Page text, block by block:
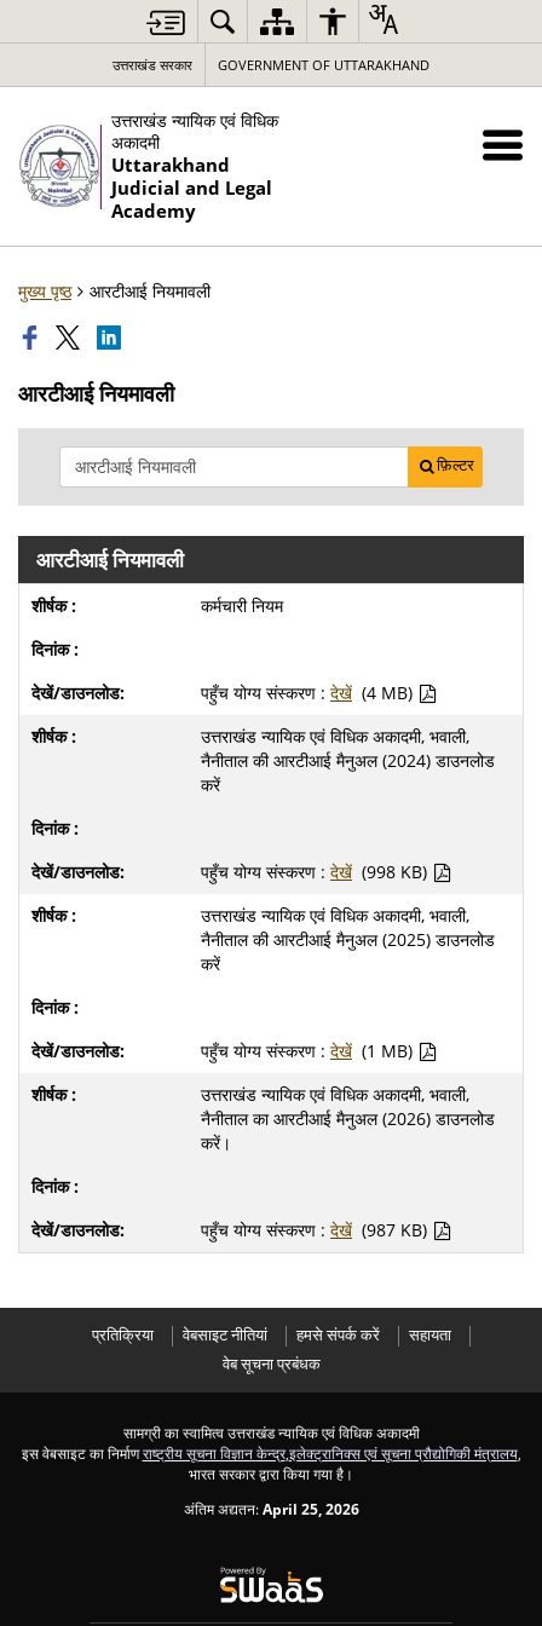
उत्तराखंड सरकार GOVERNMENT OF UTTARAKHAND
उत्तराखंड न्यायिक एवं विधिक
अकादमी
Uttarakhand
Judicial and Legal
Academy
मुख्य पृष्ठ आरटीआई नियमावली
आरटीआई नियमावली
फ़िल्टर
आरटीआई नियमावली
कर्मचारी नियम
पहुँच योग्य संस्करण : देखें (4 MB)
उत्तराखंड न्यायिक एवं विधिक अकादमी, भवाली,
नैनीताल की आरटीआई मैनुअल (2024) डाउनलोड
करें
पहुँच योग्य संस्करण : देखें (998 KB)
उत्तराखंड न्यायिक एवं विधिक अकादमी, भवाली,
नैनीताल की आरटीआई मैनुअल (2025) डाउनलोड
करें
पहुँच योग्य संस्करण : देखें (1 MB)
उत्तराखंड न्यायिक एवं विधिक अकादमी, भवाली,
नैनीताल का आरटीआई मैनुअल (2026) डाउनलोड
करें।
पहुँच योग्य संस्करण : देखें (987 KB)
प्रतिक्रिया वेबसाइट नीतियां हमसे संपर्क करें
सहायता
वेब सूचना प्रबंधक
सामग्री का स्वामित्व उत्तराखंड न्यायिक एवं विधिक अकादमी
इस वेबसाइट का निर्माणराष्ट्रीय सूचना विज्ञान केन्द्र,इलेक्ट्रानिक्स एवं सूचना प्रौद्योगिकी मंत्रालय,
भारत सरकार द्वारा किया गया है।
अंतिम अद्यतन:April 25, 2026